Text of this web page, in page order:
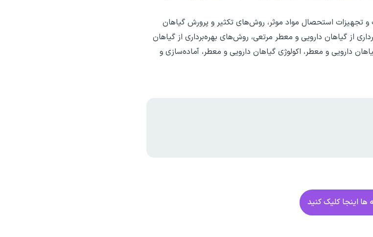
و تجهیزات استحصال مواد موثر، روش‌های تکثیر و پرورش گیاهان
از گیاهان دارویی و معطر مرتعی، روش‌های بهره‌برداری از گیاهان
دارویی و معطر، اکولوژی گیاهان دارویی و معطر، آماده‌سازی و
ها اینجا کلیک کنید